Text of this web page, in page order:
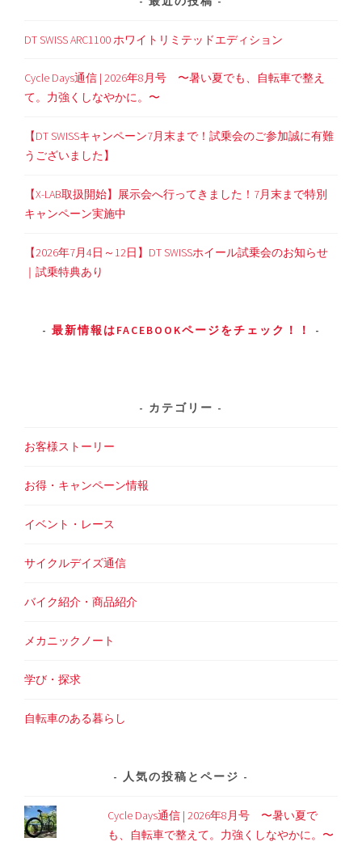
DT SWISS ARC1100 ホワイトリミテッドエディション
Cycle Days通信 | 2026年8月号 〜暑い夏でも、自転車で整え
て。力強くしなやかに。〜
【DT SWISSキャンペーン7月末まで！試乗会のご参加誠に有難
うございました】
【X-LAB取扱開始】展示会へ行ってきました！7月末まで特別
キャンペーン実施中
【2026年7月4日～12日】DT SWISSホイール試乗会のお知らせ
｜試乗特典あり
最新情報はFACEBOOKページをチェック！！
カテゴリー
お客様ストーリー
お得・キャンペーン情報
イベント・レース
サイクルデイズ通信
バイク紹介・商品紹介
メカニックノート
学び・探求
自転車のある暮らし
人気の投稿とページ
Cycle Days通信 | 2026年8月号 〜暑い夏で
も、自転車で整えて。力強くしなやかに。〜